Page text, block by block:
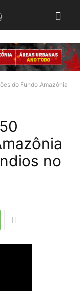
do Fundo Amazônia
no